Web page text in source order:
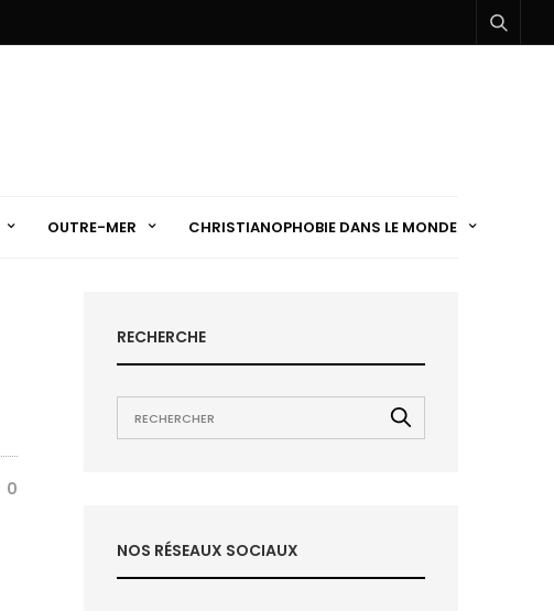
OUTRE-MER CHRISTIANOPHOBIE DANS LE MONDE
0
RECHERCHE
NOS RÉSEAUX SOCIAUX